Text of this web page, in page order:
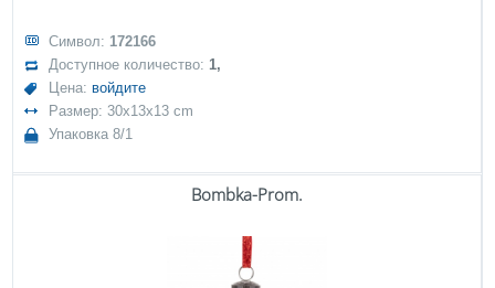
Символ: 172166
Доступное количество:1,
Цена: войдите
Размер: 30x13x13 cm
Упаковка 8/1
Bombka-Prom.